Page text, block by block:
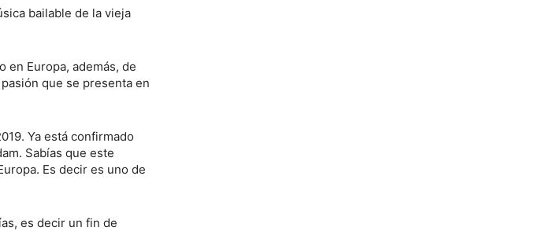
bailable de la vieja
en Europa, además, de
que se presenta en
Ya está confirmado
Sabías que este
Es decir es uno de
es decir un fin de